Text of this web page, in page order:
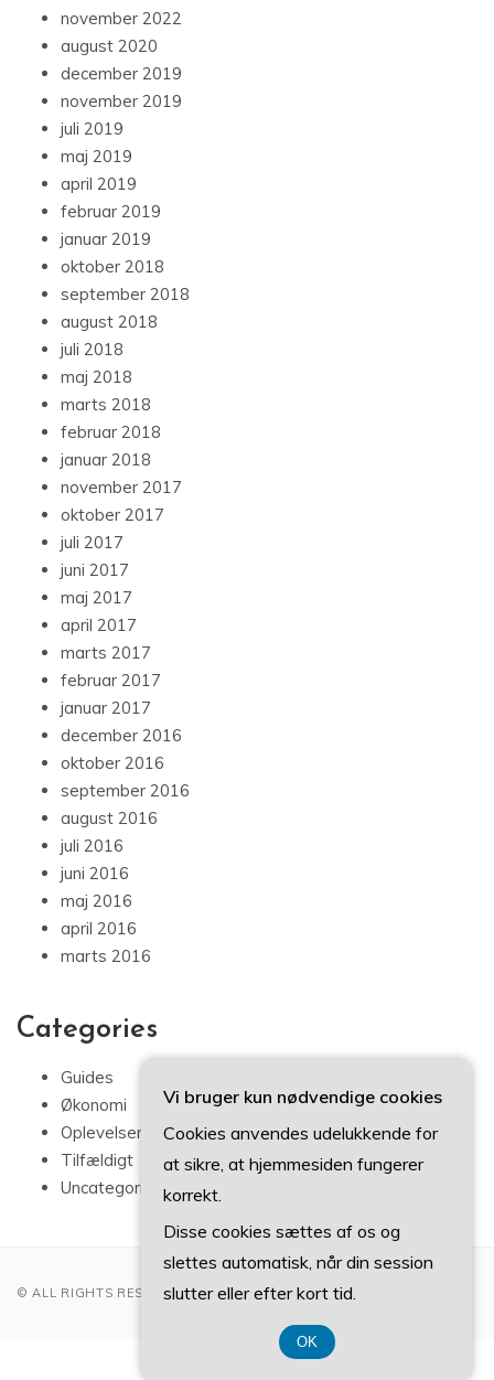
november 2022
august 2020
december 2019
november 2019
juli 2019
maj 2019
april 2019
februar 2019
januar 2019
oktober 2018
september 2018
august 2018
juli 2018
maj 2018
marts 2018
februar 2018
januar 2018
november 2017
oktober 2017
juli 2017
juni 2017
maj 2017
april 2017
marts 2017
februar 2017
januar 2017
december 2016
oktober 2016
september 2016
august 2016
juli 2016
juni 2016
maj 2016
april 2016
marts 2016
Categories
Guides
Økonomi
Oplevelser
Tilfældigt
Uncategorized
© ALL RIGHTS RESERVED 2022
Vi bruger kun nødvendige cookies
Cookies anvendes udelukkende for
at sikre, at hjemmesiden fungerer
korrekt.
Disse cookies sættes af os og
slettes automatisk, når din session
slutter eller efter kort tid.
OK